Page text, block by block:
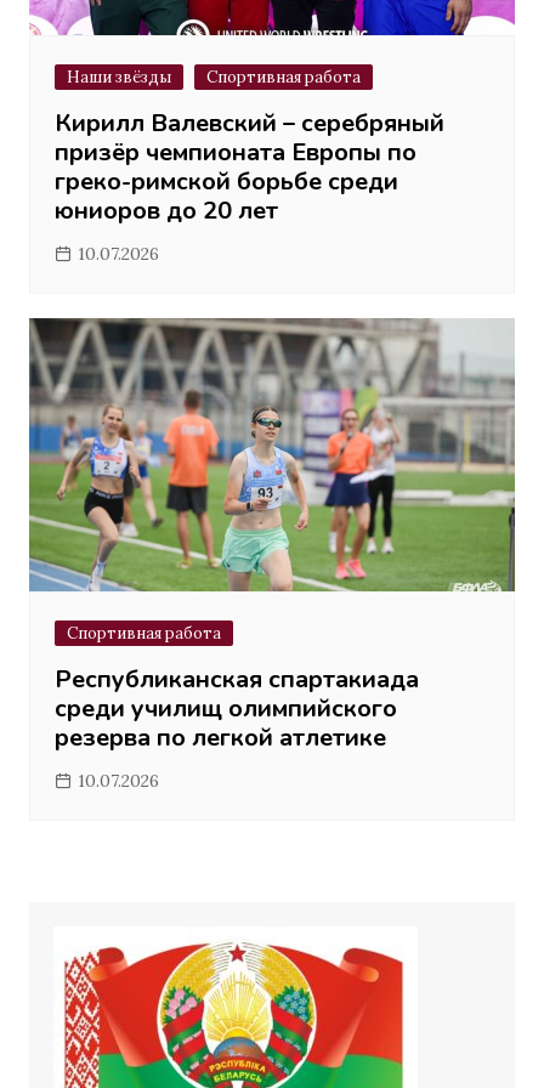
Наши звёзды Спортивная работа
Кирилл Валевский – серебряный
призёр чемпионата Европы по
греко-римской борьбе среди
юниоров до 20 лет
10.07.2026
Спортивная работа
Республиканская спартакиада
среди училищ олимпийского
резерва по легкой атлетике
10.07.2026